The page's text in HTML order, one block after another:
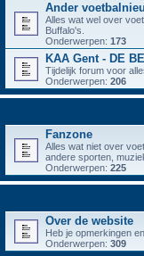
Ander
Alles wat wel over
Buffalo's.
Onderwerpen: 173
KAA Gent - DE
Tijdelijk forum voor
Onderwerpen: 206
Fanzone
Alles wat niet over
andere sporten,
Onderwerpen: 225
Over de website
Heb je opmerkingen
Onderwerpen: 309